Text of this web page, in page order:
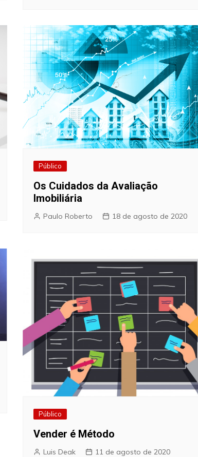
Público
Os Cuidados da Avaliação
Imobiliária
Paulo Roberto 18 de agosto de 2020
Público
Vender é Método
Luis Deak 11 de agosto de 2020